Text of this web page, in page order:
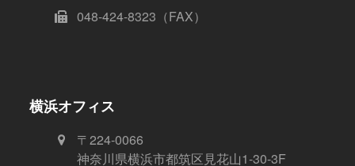
048-424-8323（FAX）
横浜オフィス
〒224-0066
神奈川県横浜市都筑区見花山1-30-3F